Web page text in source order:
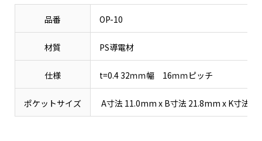
品番 OP-10
材質 PS導電材
仕様 t=0.4 32ｍｍ幅 16ｍｍピッチ
ポケットサイズ A寸法 11.0mm x B寸法 21.8mm x K寸法